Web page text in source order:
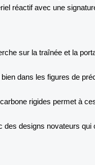
réactif avec une
sur la traînée et la
dans les figures de
rigides permet à
designs novateurs qui